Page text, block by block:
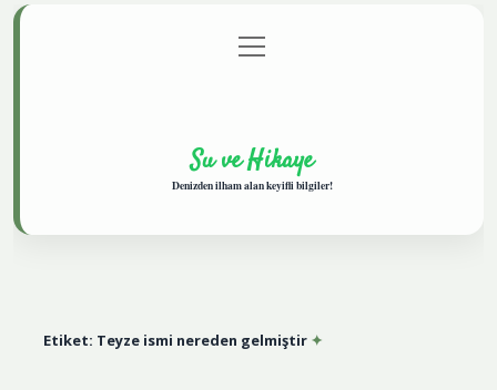
Gizlilik Politikası
menüyü
aç
Su ve Hikaye
Denizden ilham alan keyifli bilgiler!
Etiket: Teyze ismi nereden gelmiştir